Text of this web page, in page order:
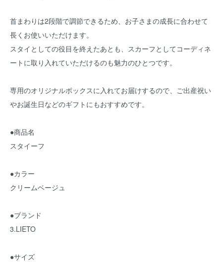
首まわりは2段階で調節できるため、お子さまの成長に合わせて
長くお使いいただけます。
スタイとしての役目を終えたあとも、スカーフとしてコーディネ
ートに取り入れていただけるのも魅力のひとつです。
専用のオリジナルボックスに入れてお届けするので、ご出産祝い
やお誕生日などのギフトにもおすすめです。
●商品名
スタイーフ
●カラー
クリームベージュ
●ブランド
3.LIETO
●サイズ